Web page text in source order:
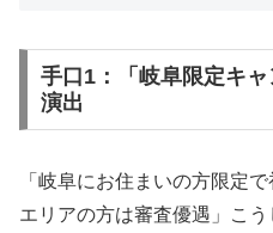
手口1：「岐阜限定キ
演出
「岐阜にお住まいの方限定
エリアの方は審査優遇」こ